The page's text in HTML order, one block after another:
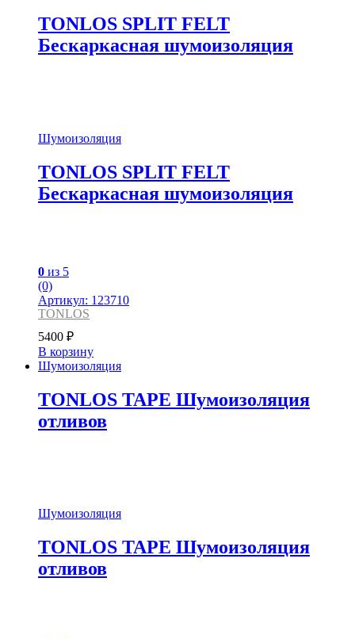
TONLOS SPLIT FELT
Бескаркасная шумоизоляция
Шумоизоляция
TONLOS SPLIT FELT
Бескаркасная шумоизоляция
0 из 5
(0)
Артикул: 123710
TONLOS
5400 ₽
В корзину
Шумоизоляция
TONLOS TAPE Шумоизоляция
отливов
Шумоизоляция
TONLOS TAPE Шумоизоляция
отливов